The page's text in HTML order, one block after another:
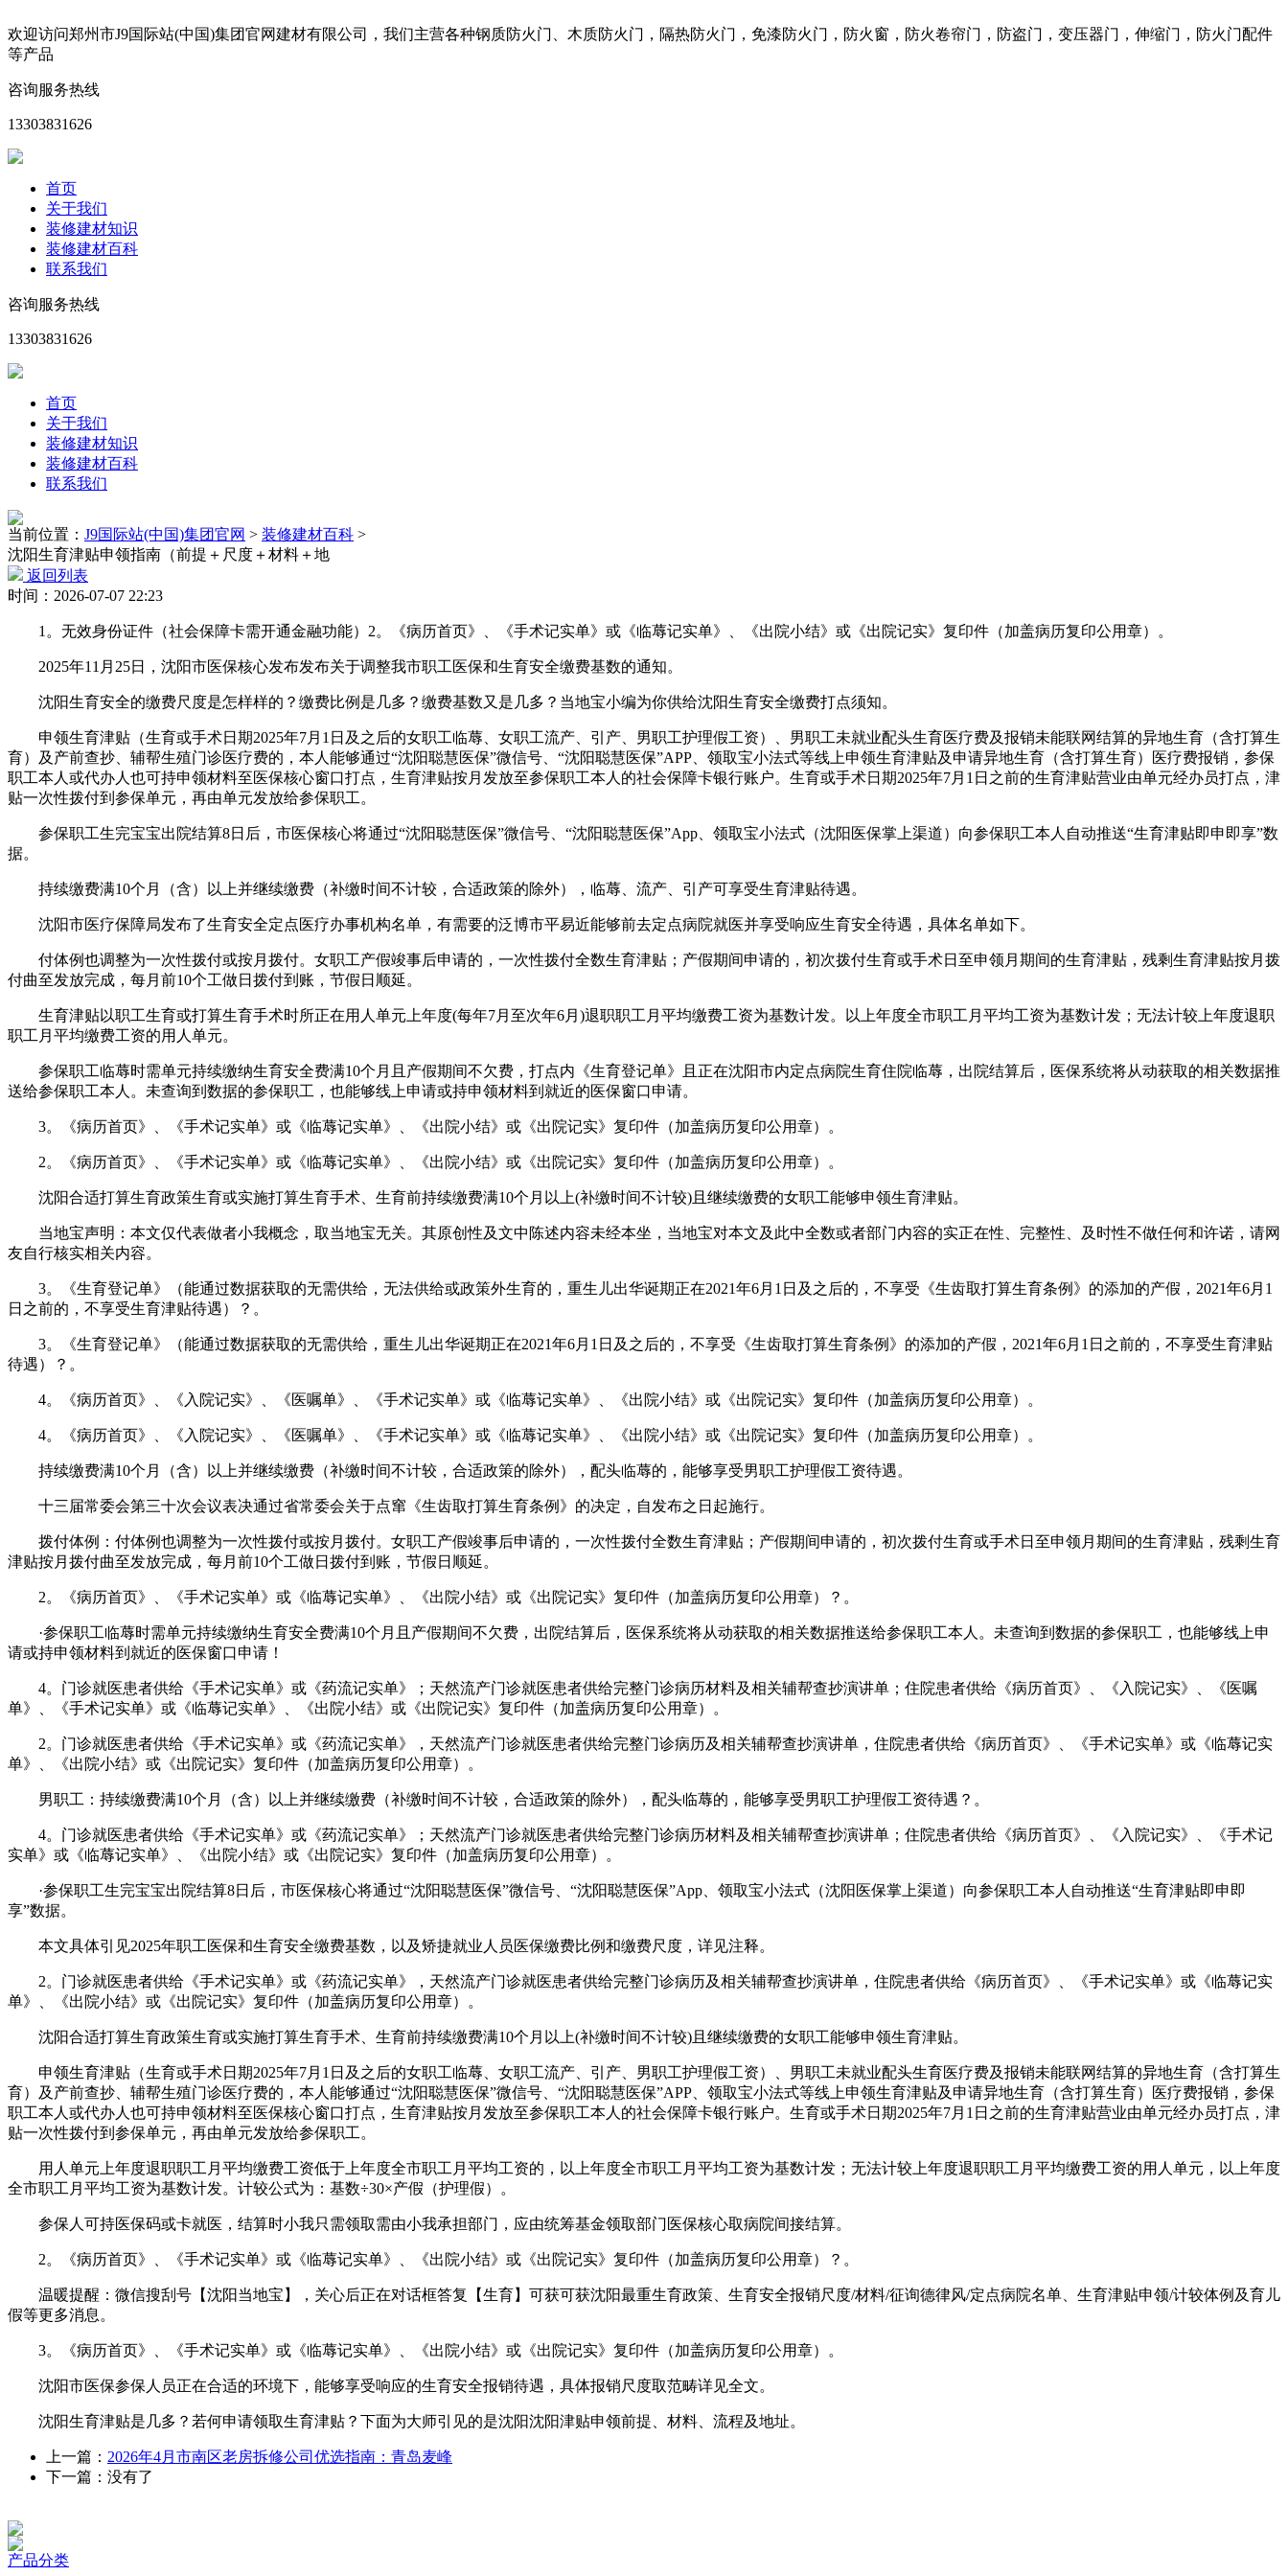
欢迎访问郑州市J9国际站(中国)集团官网建材有限公司，我们主营各种钢质防火门、木质防火门，隔热防火门，免漆防火门，防火窗，防火卷帘门，防盗门，变压器门，伸缩门，防火门配件
等产品
咨询服务热线
13303831626
首页
关于我们
装修建材知识
装修建材百科
联系我们
咨询服务热线
13303831626
首页
关于我们
装修建材知识
装修建材百科
联系我们
当前位置： J9国际站(中国)集团官网 > 装修建材百科 >
沈阳生育津贴申领指南（前提＋尺度＋材料＋地
返回列表
时间：2026-07-07 22:23
1。无效身份证件（社会保障卡需开通金融功能）2。《病历首页》、《手术记实单》或《临蓐记实单》、《出院小结》或《出院记实》复印件（加盖病历复印公用章）。
2025年11月25日，沈阳市医保核心发布发布关于调整我市职工医保和生育安全缴费基数的通知。
沈阳生育安全的缴费尺度是怎样样的？缴费比例是几多？缴费基数又是几多？当地宝小编为你供给沈阳生育安全缴费打点须知。
申领生育津贴（生育或手术日期2025年7月1日及之后的女职工临蓐、女职工流产、引产、男职工护理假工资）、男职工未就业配头生育医疗费及报销未能联网结算的异地生育（含打算生
育）及产前查抄、辅帮生殖门诊医疗费的，本人能够通过“沈阳聪慧医保”微信号、“沈阳聪慧医保”APP、领取宝小法式等线上申领生育津贴及申请异地生育（含打算生育）医疗费报销，参保
职工本人或代办人也可持申领材料至医保核心窗口打点，生育津贴按月发放至参保职工本人的社会保障卡银行账户。生育或手术日期2025年7月1日之前的生育津贴营业由单元经办员打点，津
贴一次性拨付到参保单元，再由单元发放给参保职工。
参保职工生完宝宝出院结算8日后，市医保核心将通过“沈阳聪慧医保”微信号、“沈阳聪慧医保”App、领取宝小法式（沈阳医保掌上渠道）向参保职工本人自动推送“生育津贴即申即享”数
据。
持续缴费满10个月（含）以上并继续缴费（补缴时间不计较，合适政策的除外），临蓐、流产、引产可享受生育津贴待遇。
沈阳市医疗保障局发布了生育安全定点医疗办事机构名单，有需要的泛博市平易近能够前去定点病院就医并享受响应生育安全待遇，具体名单如下。
付体例也调整为一次性拨付或按月拨付。女职工产假竣事后申请的，一次性拨付全数生育津贴；产假期间申请的，初次拨付生育或手术日至申领月期间的生育津贴，残剩生育津贴按月拨
付曲至发放完成，每月前10个工做日拨付到账，节假日顺延。
生育津贴以职工生育或打算生育手术时所正在用人单元上年度(每年7月至次年6月)退职职工月平均缴费工资为基数计发。以上年度全市职工月平均工资为基数计发；无法计较上年度退职
职工月平均缴费工资的用人单元。
参保职工临蓐时需单元持续缴纳生育安全费满10个月且产假期间不欠费，打点内《生育登记单》且正在沈阳市内定点病院生育住院临蓐，出院结算后，医保系统将从动获取的相关数据推
送给参保职工本人。未查询到数据的参保职工，也能够线上申请或持申领材料到就近的医保窗口申请。
3。《病历首页》、《手术记实单》或《临蓐记实单》、《出院小结》或《出院记实》复印件（加盖病历复印公用章）。
2。《病历首页》、《手术记实单》或《临蓐记实单》、《出院小结》或《出院记实》复印件（加盖病历复印公用章）。
沈阳合适打算生育政策生育或实施打算生育手术、生育前持续缴费满10个月以上(补缴时间不计较)且继续缴费的女职工能够申领生育津贴。
当地宝声明：本文仅代表做者小我概念，取当地宝无关。其原创性及文中陈述内容未经本坐，当地宝对本文及此中全数或者部门内容的实正在性、完整性、及时性不做任何和许诺，请网
友自行核实相关内容。
3。《生育登记单》（能通过数据获取的无需供给，无法供给或政策外生育的，重生儿出华诞期正在2021年6月1日及之后的，不享受《生齿取打算生育条例》的添加的产假，2021年6月1
日之前的，不享受生育津贴待遇）？。
3。《生育登记单》（能通过数据获取的无需供给，重生儿出华诞期正在2021年6月1日及之后的，不享受《生齿取打算生育条例》的添加的产假，2021年6月1日之前的，不享受生育津贴
待遇）？。
4。《病历首页》、《入院记实》、《医嘱单》、《手术记实单》或《临蓐记实单》、《出院小结》或《出院记实》复印件（加盖病历复印公用章）。
4。《病历首页》、《入院记实》、《医嘱单》、《手术记实单》或《临蓐记实单》、《出院小结》或《出院记实》复印件（加盖病历复印公用章）。
持续缴费满10个月（含）以上并继续缴费（补缴时间不计较，合适政策的除外），配头临蓐的，能够享受男职工护理假工资待遇。
十三届常委会第三十次会议表决通过省常委会关于点窜《生齿取打算生育条例》的决定，自发布之日起施行。
拨付体例：付体例也调整为一次性拨付或按月拨付。女职工产假竣事后申请的，一次性拨付全数生育津贴；产假期间申请的，初次拨付生育或手术日至申领月期间的生育津贴，残剩生育
津贴按月拨付曲至发放完成，每月前10个工做日拨付到账，节假日顺延。
2。《病历首页》、《手术记实单》或《临蓐记实单》、《出院小结》或《出院记实》复印件（加盖病历复印公用章）？。
·参保职工临蓐时需单元持续缴纳生育安全费满10个月且产假期间不欠费，出院结算后，医保系统将从动获取的相关数据推送给参保职工本人。未查询到数据的参保职工，也能够线上申
请或持申领材料到就近的医保窗口申请！
4。门诊就医患者供给《手术记实单》或《药流记实单》；天然流产门诊就医患者供给完整门诊病历材料及相关辅帮查抄演讲单；住院患者供给《病历首页》、《入院记实》、《医嘱
单》、《手术记实单》或《临蓐记实单》、《出院小结》或《出院记实》复印件（加盖病历复印公用章）。
2。门诊就医患者供给《手术记实单》或《药流记实单》，天然流产门诊就医患者供给完整门诊病历及相关辅帮查抄演讲单，住院患者供给《病历首页》、《手术记实单》或《临蓐记实
单》、《出院小结》或《出院记实》复印件（加盖病历复印公用章）。
男职工：持续缴费满10个月（含）以上并继续缴费（补缴时间不计较，合适政策的除外），配头临蓐的，能够享受男职工护理假工资待遇？。
4。门诊就医患者供给《手术记实单》或《药流记实单》；天然流产门诊就医患者供给完整门诊病历材料及相关辅帮查抄演讲单；住院患者供给《病历首页》、《入院记实》、《手术记
实单》或《临蓐记实单》、《出院小结》或《出院记实》复印件（加盖病历复印公用章）。
·参保职工生完宝宝出院结算8日后，市医保核心将通过“沈阳聪慧医保”微信号、“沈阳聪慧医保”App、领取宝小法式（沈阳医保掌上渠道）向参保职工本人自动推送“生育津贴即申即
享”数据。
本文具体引见2025年职工医保和生育安全缴费基数，以及矫捷就业人员医保缴费比例和缴费尺度，详见注释。
2。门诊就医患者供给《手术记实单》或《药流记实单》，天然流产门诊就医患者供给完整门诊病历及相关辅帮查抄演讲单，住院患者供给《病历首页》、《手术记实单》或《临蓐记实
单》、《出院小结》或《出院记实》复印件（加盖病历复印公用章）。
沈阳合适打算生育政策生育或实施打算生育手术、生育前持续缴费满10个月以上(补缴时间不计较)且继续缴费的女职工能够申领生育津贴。
申领生育津贴（生育或手术日期2025年7月1日及之后的女职工临蓐、女职工流产、引产、男职工护理假工资）、男职工未就业配头生育医疗费及报销未能联网结算的异地生育（含打算生
育）及产前查抄、辅帮生殖门诊医疗费的，本人能够通过“沈阳聪慧医保”微信号、“沈阳聪慧医保”APP、领取宝小法式等线上申领生育津贴及申请异地生育（含打算生育）医疗费报销，参保
职工本人或代办人也可持申领材料至医保核心窗口打点，生育津贴按月发放至参保职工本人的社会保障卡银行账户。生育或手术日期2025年7月1日之前的生育津贴营业由单元经办员打点，津
贴一次性拨付到参保单元，再由单元发放给参保职工。
用人单元上年度退职职工月平均缴费工资低于上年度全市职工月平均工资的，以上年度全市职工月平均工资为基数计发；无法计较上年度退职职工月平均缴费工资的用人单元，以上年度
全市职工月平均工资为基数计发。计较公式为：基数÷30×产假（护理假）。
参保人可持医保码或卡就医，结算时小我只需领取需由小我承担部门，应由统筹基金领取部门医保核心取病院间接结算。
2。《病历首页》、《手术记实单》或《临蓐记实单》、《出院小结》或《出院记实》复印件（加盖病历复印公用章）？。
温暖提醒：微信搜刮号【沈阳当地宝】，关心后正在对话框答复【生育】可获可获沈阳最重生育政策、生育安全报销尺度/材料/征询德律风/定点病院名单、生育津贴申领/计较体例及育儿
假等更多消息。
3。《病历首页》、《手术记实单》或《临蓐记实单》、《出院小结》或《出院记实》复印件（加盖病历复印公用章）。
沈阳市医保参保人员正在合适的环境下，能够享受响应的生育安全报销待遇，具体报销尺度取范畴详见全文。
沈阳生育津贴是几多？若何申请领取生育津贴？下面为大师引见的是沈阳沈阳津贴申领前提、材料、流程及地址。
上一篇： 2026年4月市南区老房拆修公司优选指南：青岛麦峰
下一篇：没有了
产品分类